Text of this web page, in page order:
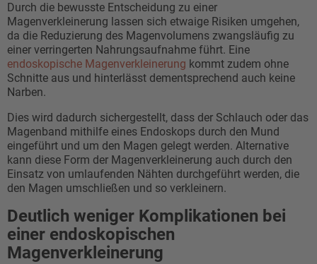
Durch die bewusste Entscheidung zu einer
Magenverkleinerung lassen sich etwaige Risiken umgehen,
da die Reduzierung des Magenvolumens zwangsläufig zu
einer verringerten Nahrungsaufnahme führt. Eine
endoskopische Magenverkleinerung kommt zudem ohne
Schnitte aus und hinterlässt dementsprechend auch keine
Narben.
Dies wird dadurch sichergestellt, dass der Schlauch oder das
Magenband mithilfe eines Endoskops durch den Mund
eingeführt und um den Magen gelegt werden. Alternative
kann diese Form der Magenverkleinerung auch durch den
Einsatz von umlaufenden Nähten durchgeführt werden, die
den Magen umschließen und so verkleinern.
Deutlich weniger Komplikationen bei
einer endoskopischen
Magenverkleinerung